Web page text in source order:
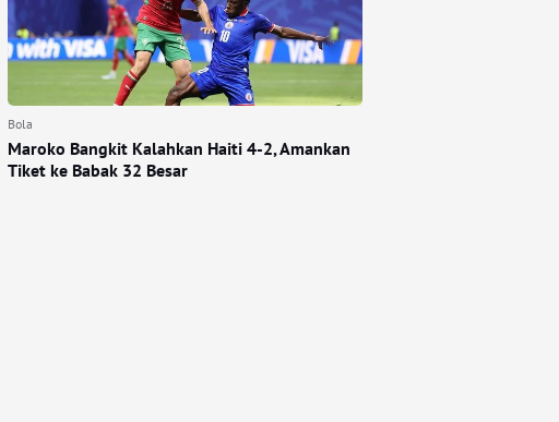
Bola
Maroko Bangkit Kalahkan Haiti 4-2, Amankan
Tiket ke Babak 32 Besar